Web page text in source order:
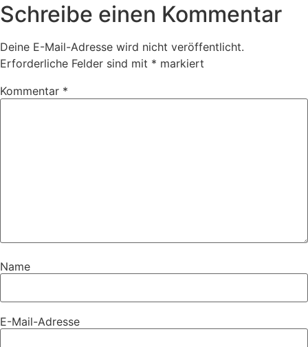
Schreibe einen Kommentar
Deine E-Mail-Adresse wird nicht veröffentlicht.
Erforderliche Felder sind mit * markiert
Kommentar *
Name
E-Mail-Adresse